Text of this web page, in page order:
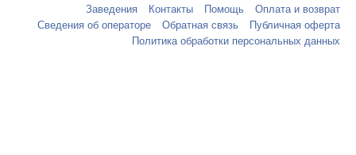
Заведения Контакты Помощь
Оплата и возврат
Сведения об операторе
Обратная связь
Публичная оферта
Политика обработки персональных данных